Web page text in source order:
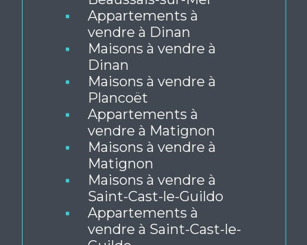
Beaussais-sur-Mer
Appartements à
vendre à Dinan
Maisons à vendre à
Dinan
Maisons à vendre à
Plancoët
Appartements à
vendre à Matignon
Maisons à vendre à
Matignon
Maisons à vendre à
Saint-Cast-le-Guildo
Appartements à